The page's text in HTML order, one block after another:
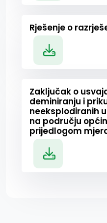
Rješenje o
Zaključak o
deminiranju i
neeksplodiranih
na području
prijedlogom